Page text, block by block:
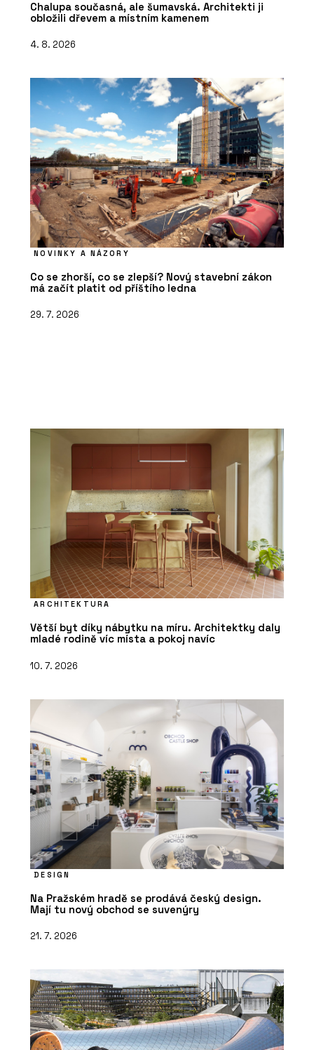
Chalupa současná, ale šumavská. Architekti ji
obložili dřevem a místním kamenem
4. 8. 2026
NOVINKY A NÁZORY
Co se zhorší, co se zlepší? Nový stavební zákon
má začít platit od příštího ledna
29. 7. 2026
ARCHITEKTURA
Větší byt díky nábytku na míru. Architektky daly
mladé rodině víc místa a pokoj navíc
10. 7. 2026
DESIGN
Na Pražském hradě se prodává český design.
Mají tu nový obchod se suvenýry
21. 7. 2026